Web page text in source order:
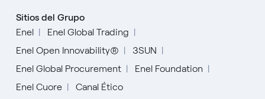
Sitios del Grupo
Enel
Enel Global Trading
Enel Open Innovability®
3SUN
Enel Global Procurement
Enel Foundation
Enel Cuore
Canal Ético